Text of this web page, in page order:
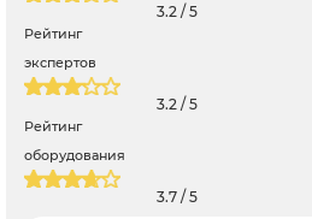
3.2 / 5
Рейтинг
экспертов
3.2 / 5
Рейтинг
оборудования
3.7 / 5